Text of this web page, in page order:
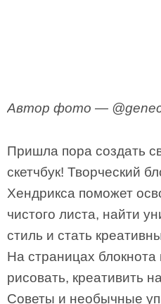
Автор фото —
Пришла пора создать
скетчбук! Творческий
Хендрикса поможет
чистого листа, найти
стиль и стать
На страницах
рисовать, креативить
Советы и необычные